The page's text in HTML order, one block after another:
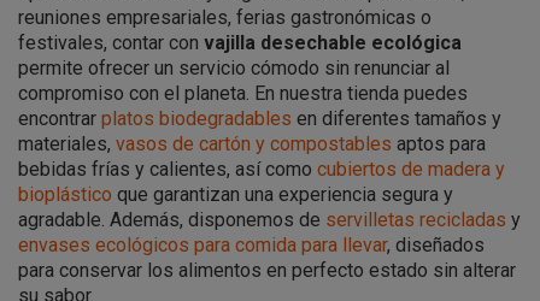
reuniones empresariales, ferias gastronómicas o
festivales, contar con vajilla desechable ecológica
permite ofrecer un servicio cómodo sin renunciar al
compromiso con el planeta. En nuestra tienda puedes
encontrar platos biodegradables en diferentes tamaños y
materiales, vasos de cartón y compostables aptos para
bebidas frías y calientes, así como cubiertos de madera y
bioplástico que garantizan una experiencia segura y
agradable. Además, disponemos de servilletas recicladas y
envases ecológicos para comida para llevar, diseñados
para conservar los alimentos en perfecto estado sin alterar
su sabor.